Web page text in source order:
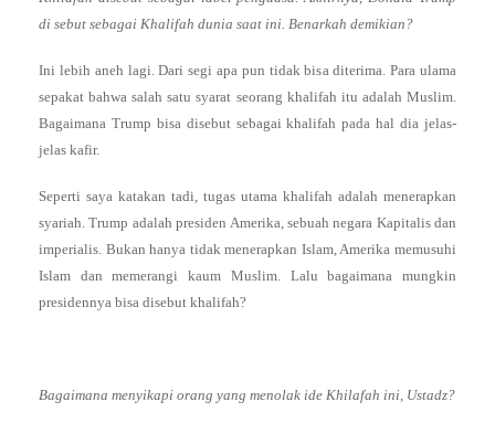
di sebut sebagai Khalifah dunia saat ini. Benarkah demikian?
Ini lebih aneh lagi. Dari segi apa pun tidak bisa diterima. Para ulama
sepakat bahwa salah satu syarat seorang khalifah itu adalah Muslim.
Bagaimana Trump bisa disebut sebagai khalifah pada hal dia jelas-
jelas kafir.
Seperti saya katakan tadi, tugas utama khalifah adalah menerapkan
syariah. Trump adalah presiden Amerika, sebuah negara Kapitalis dan
imperialis. Bukan hanya tidak menerapkan Islam, Amerika memusuhi
Islam dan memerangi kaum Muslim. Lalu bagaimana mungkin
presidennya bisa disebut khalifah?
Bagaimana menyikapi orang yang menolak ide Khilafah ini, Ustadz?